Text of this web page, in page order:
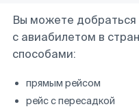
Вы можете добраться
с авиабилетом в
способами:
прямым рейсом
рейс с пересадкой